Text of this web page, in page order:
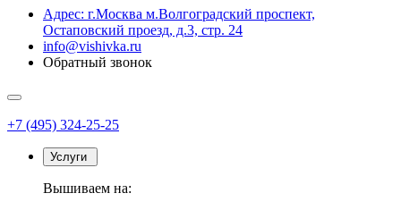
Адрес: г.Москва м.Волгоградский проспект,
Остаповский проезд, д.3, стр. 24
info@vishivka.ru
Обратный звонок
+7 (495) 324-25-25
Услуги
Вышиваем на: